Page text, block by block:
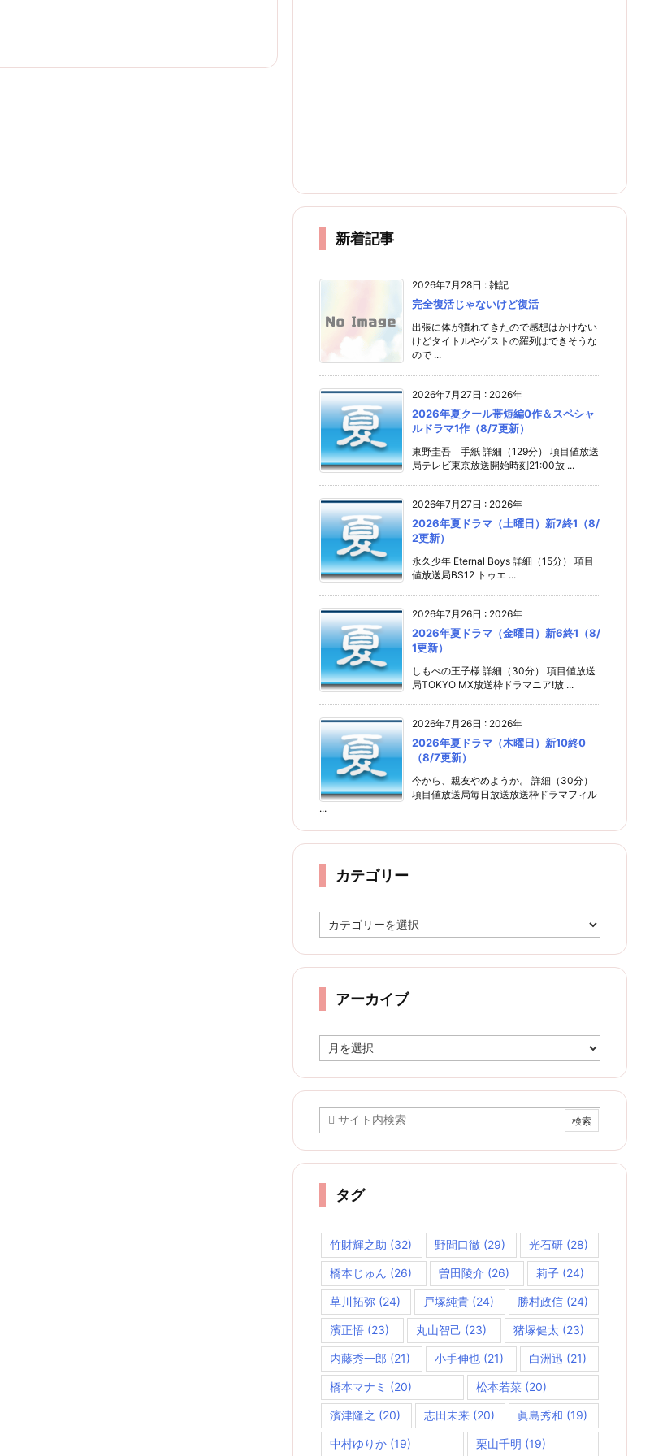
新着記事
2026年7月28日 : 雑記
完全復活じゃないけど復活
出張に体が慣れてきたので感想はかけない
けどタイトルやゲストの羅列はできそうな
ので ...
2026年7月27日 : 2026年
2026年夏クール帯短編0作＆スペシャ
ルドラマ1作（8/7更新）
東野圭吾 手紙 詳細（129分） 項目値放送
局テレビ東京放送開始時刻21:00放 ...
2026年7月27日 : 2026年
2026年夏ドラマ（土曜日）新7終1（8/
2更新）
永久少年 Eternal Boys 詳細（15分） 項目
値放送局BS12 トゥエ ...
2026年7月26日 : 2026年
2026年夏ドラマ（金曜日）新6終1（8/
1更新）
しもべの王子様 詳細（30分） 項目値放送
局TOKYO MX放送枠ドラマニア!放 ...
2026年7月26日 : 2026年
2026年夏ドラマ（木曜日）新10終0
（8/7更新）
今から、親友やめようか。 詳細（30分）
項目値放送局毎日放送放送枠ドラマフィル
...
カテゴリー
テ
リ
アーカイブ
ー
イ
タグ
竹財輝之助 (32) 野間口徹 (29) 光石研(28)
橋本じゅん (26) 曽田陵介 (26) 莉子 (24)
草川拓弥 (24) 戸塚純貴 (24) 勝村政信(24)
濱正悟 (23) 丸山智己 (23) 猪塚健太 (23)
内藤秀一郎 (21) 小手伸也 (21) 白洲迅 (21)
橋本マナミ (20) 松本若菜 (20)
濱津隆之 (20) 志田未来(20) 眞島秀和 (19)
中村ゆりか (19) 栗山千明 (19)